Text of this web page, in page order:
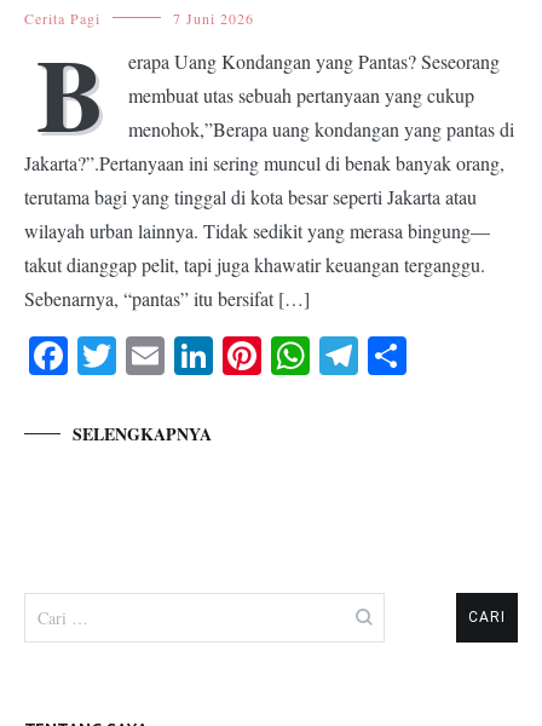
Cerita Pagi 7 Juni 2026
B
erapa Uang Kondangan yang Pantas? Seseorang
membuat utas sebuah pertanyaan yang cukup
menohok,”Berapa uang kondangan yang pantas di
Jakarta?”.Pertanyaan ini sering muncul di benak banyak orang,
terutama bagi yang tinggal di kota besar seperti Jakarta atau
wilayah urban lainnya. Tidak sedikit yang merasa bingung—
takut dianggap pelit, tapi juga khawatir keuangan terganggu.
Sebenarnya, “pantas” itu bersifat […]
Facebook
Twitter
EmailLinkedIn
Pinterest
WhatsApp
Telegram
SELENGKAPNYA
untuk: